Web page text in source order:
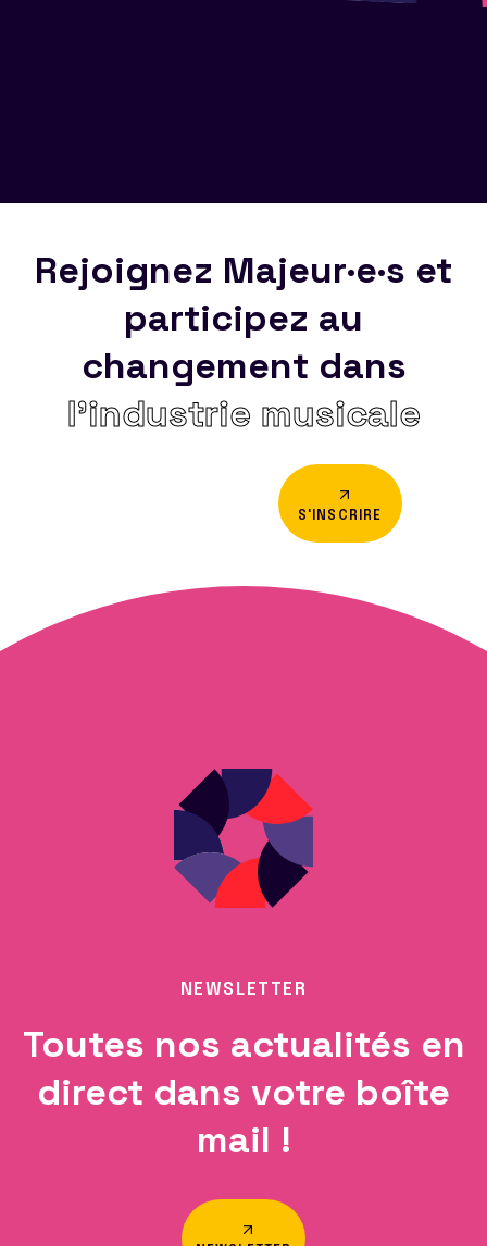
Rejoignez Majeur·e·s et
participez au
changement dans
l’industrie musicale
S'INSCRIRE
NEWSLETTER
Toutes nos actualités en
direct dans votre boîte
mail !